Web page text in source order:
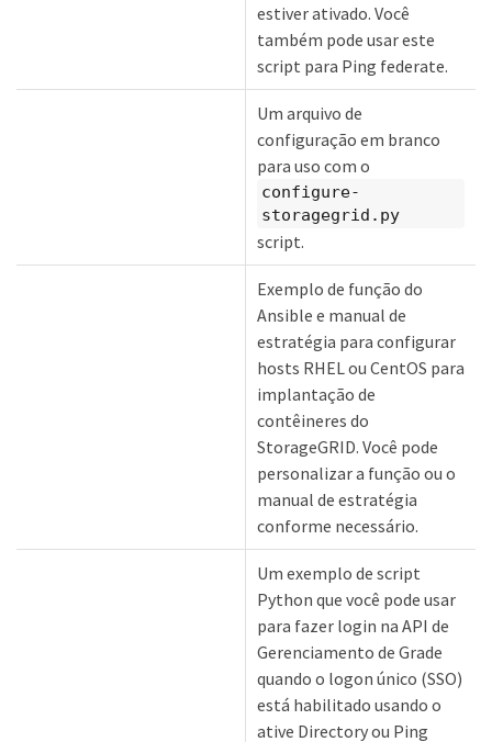
estiver ativado. Você
também pode usar este
script para Ping federate.
Um arquivo de
configuração em branco
para uso com o
configure-
storagegrid.py
script.
Exemplo de função do
Ansible e manual de
estratégia para configurar
hosts RHEL ou CentOS para
implantação de
contêineres do
StorageGRID. Você pode
personalizar a função ou o
manual de estratégia
conforme necessário.
Um exemplo de script
Python que você pode usar
para fazer login na API de
Gerenciamento de Grade
quando o logon único (SSO)
está habilitado usando o
ative Directory ou Ping